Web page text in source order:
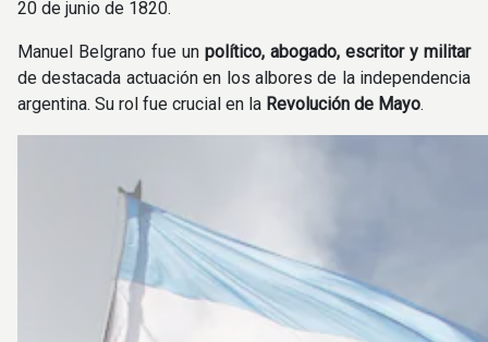
20 de junio de 1820.
Manuel Belgrano fue un político, abogado, escritor y militar
de destacada actuación en los albores de la independencia
argentina. Su rol fue crucial en la Revolución de Mayo.